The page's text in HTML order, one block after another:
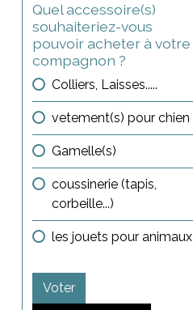
Quel accessoire(s)
souhaiteriez-vous
pouvoir acheter à votre
compagnon ?
Colliers, Laisses.....
vetement(s) pour chien
Gamelle(s)
coussinerie (tapis,
corbeille...)
les jouets pour animaux
Voter